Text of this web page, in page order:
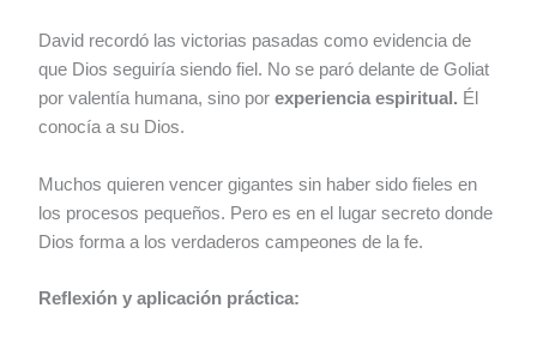
David recordó las victorias pasadas como evidencia de
que Dios seguiría siendo fiel. No se paró delante de Goliat
por valentía humana, sino porexperiencia espiritual. Él
conocía a su Dios.
Muchos quieren vencer gigantes sin haber sido fieles en
los procesos pequeños. Pero es en el lugar secreto donde
Dios forma a los verdaderos campeones de la fe.
Reflexión y aplicación práctica: